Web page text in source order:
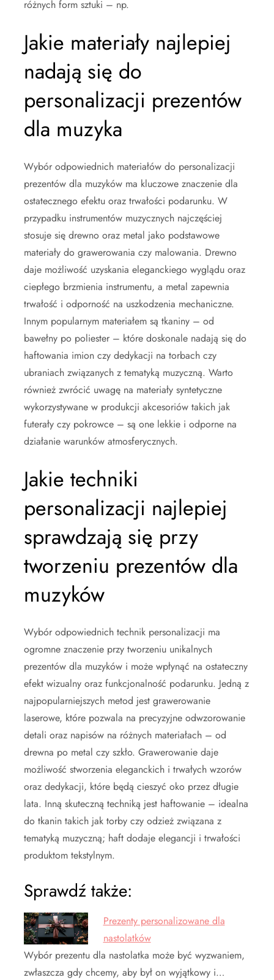
różnych form sztuki – np.
Jakie materiały najlepiej
nadają się do
personalizacji prezentów
dla muzyka
Wybór odpowiednich materiałów do personalizacji
prezentów dla muzyków ma kluczowe znaczenie dla
ostatecznego efektu oraz trwałości podarunku. W
przypadku instrumentów muzycznych najczęściej
stosuje się drewno oraz metal jako podstawowe
materiały do grawerowania czy malowania. Drewno
daje możliwość uzyskania eleganckiego wyglądu oraz
ciepłego brzmienia instrumentu, a metal zapewnia
trwałość i odporność na uszkodzenia mechaniczne.
Innym popularnym materiałem są tkaniny – od
bawełny po poliester – które doskonale nadają się do
haftowania imion czy dedykacji na torbach czy
ubraniach związanych z tematyką muzyczną. Warto
również zwrócić uwagę na materiały syntetyczne
wykorzystywane w produkcji akcesoriów takich jak
futerały czy pokrowce – są one lekkie i odporne na
działanie warunków atmosferycznych.
Jakie techniki
personalizacji najlepiej
sprawdzają się przy
tworzeniu prezentów dla
muzyków
Wybór odpowiednich technik personalizacji ma
ogromne znaczenie przy tworzeniu unikalnych
prezentów dla muzyków i może wpłynąć na ostateczny
efekt wizualny oraz funkcjonalność podarunku. Jedną z
najpopularniejszych metod jest grawerowanie
laserowe, które pozwala na precyzyjne odwzorowanie
detali oraz napisów na różnych materiałach – od
drewna po metal czy szkło. Grawerowanie daje
możliwość stworzenia eleganckich i trwałych wzorów
oraz dedykacji, które będą cieszyć oko przez długie
lata. Inną skuteczną techniką jest haftowanie – idealna
do tkanin takich jak torby czy odzież związana z
tematyką muzyczną; haft dodaje elegancji i trwałości
produktom tekstylnym.
Sprawdź także:
Prezenty personalizowane dla
nastolatków
Wybór prezentu dla nastolatka może być wyzwaniem,
zwłaszcza gdy chcemy, aby był on wyjątkowy i…